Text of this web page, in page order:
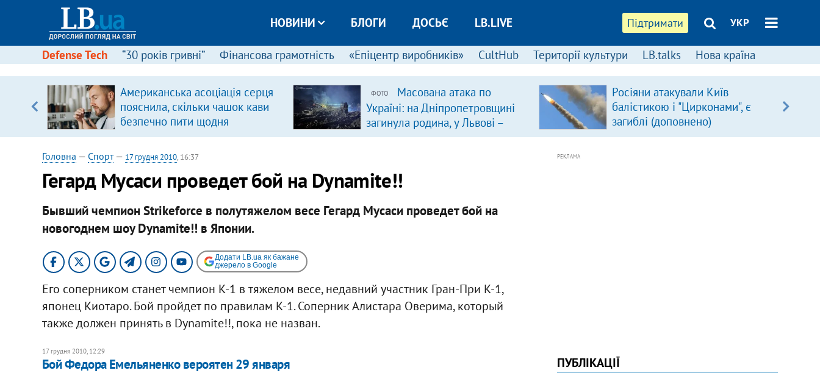
Підтримати УКР
НОВИНИ БЛОГИ ДОСЬЄ LB.LIVE
Defense Tech “30 років гривні” Фінансова грамотність «Епіцентр виробників» CultHub Території культури LB.talks Нова країна
Американська асоціація серця
пояснила, скільки чашок кави
безпечно пити щодня
ФОТО
Масована атака по
Україні: на Дніпропетровщині
загинула родина, у Львові –
удар по багатоповерхівках
Росіяни атакували Київ
балістикою і "Цирконами", є
загиблі (доповнено)
Головна — Спорт— 17 грудня 2010, 16:37
Гегард Мусаси проведет бой на Dynamite!!
Бывший чемпион Strikeforce в полутяжелом весе Гегард Мусаси проведет бой на
новогоднем шоу Dynamite!! в Японии. ​
Додати LB.ua як бажане
джерело в Google
Его соперником станет чемпион К-1 в тяжелом весе, недавний участник Гран-При К-1,
японец Киотаро. Бой пройдет по правилам К-1. Соперник Алистара Оверима, который
также должен принять в Dynamite!!, пока не назван.
17 грудня 2010, 12:29
Бой Федора Емельяненко вероятен 29 января
РЕКЛАМА
ПУБЛІКАЦІЇ